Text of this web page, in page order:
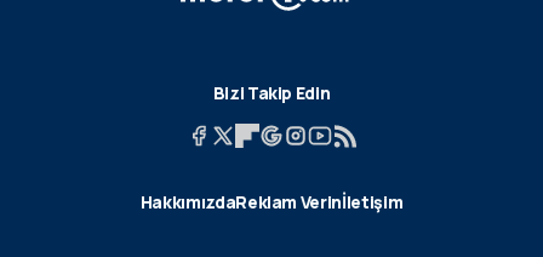
Bizi Takip Edin
HakkımızdaReklam Verinİletişim